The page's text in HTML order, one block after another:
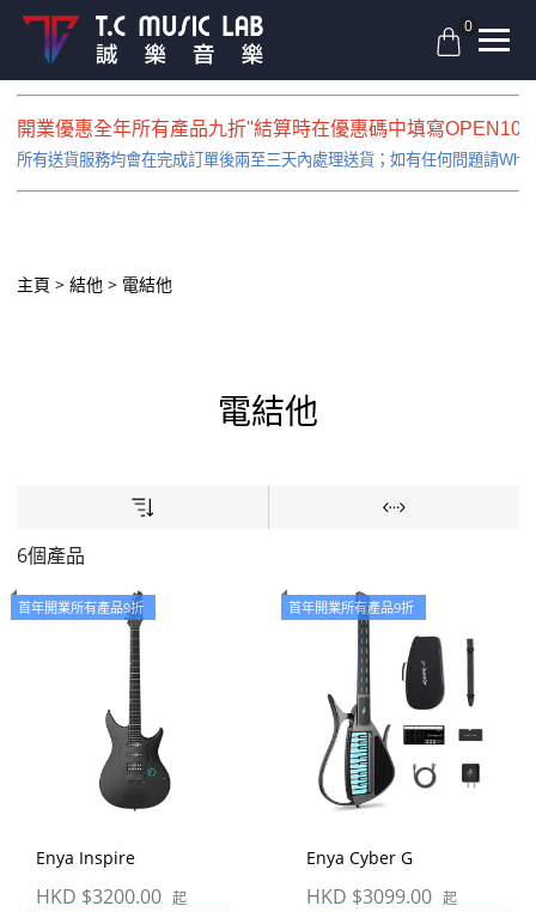
0
開業優惠全年所有產品九折''結算時在優惠碼中填寫OPEN10
所有送貨服務均會在完成訂單後兩至三天內處理送貨；如有任何問題請
主頁 結他 電結他
電結他
6個產品
首年開業所有產品9折
Enya Inspire
HKD $3200.00 起
首年開業所有產品9折
Enya Cyber G
HKD $3099.00 起